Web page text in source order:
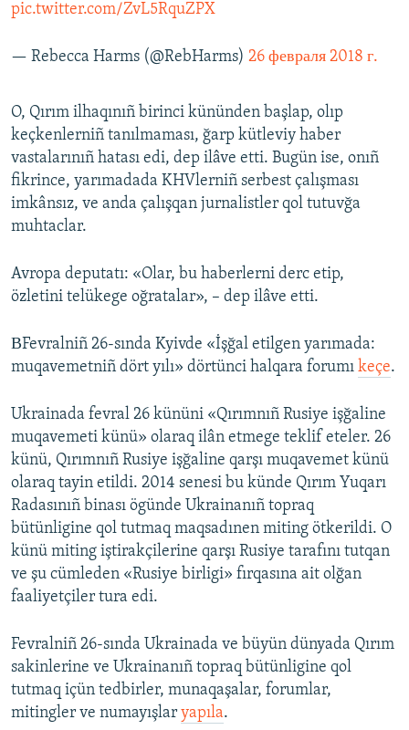
pic.twitter.com/ZvL5RquZPX
— Rebecca Harms (@RebHarms) 26 февраля 2018 г.
O, Qırım ilhaqınıñ birinci kününden başlap, olıp
keçkenlerniñ tanılmaması, ğarp kütleviy haber
vastalarınıñ hatası edi, dep ilâve etti. Bugün ise, onıñ
fikrince, yarımadada KHVlerniñ serbest çalışması
imkânsız, ve anda çalışqan jurnalistler qol tutuvğa
muhtaclar.
Avropa deputatı: «Olar, bu haberlerni derc etip,
özletini telükege oğratalar», – dep ilâve etti.
ВFevralniñ 26-sında Kyivde «İşğal etilgen yarımada:
muqavemetniñ dört yılı» dörtünci halqara forumı keçe.
Ukrainada fevral 26 kününi «Qırımnıñ Rusiye işğaline
muqavemeti künü» olaraq ilân etmege teklif eteler. 26
künü, Qırımnıñ Rusiye işğaline qarşı muqavemet künü
olaraq tayin etildi. 2014 senesi bu künde Qırım Yuqarı
Radasınıñ binası ögünde Ukrainanıñ topraq
bütünligine qol tutmaq maqsadınen miting ötkerildi. O
künü miting iştirakçilerine qarşı Rusiye tarafını tutqan
ve şu cümleden «Rusiye birligi» fırqasına ait olğan
faaliyetçiler tura edi.
Fevralniñ 26-sında Ukrainada ve büyün dünyada Qırım
sakinlerine ve Ukrainanıñ topraq bütünligine qol
tutmaq içün tedbirler, munaqaşalar, forumlar,
mitingler ve numayışlar yapıla.